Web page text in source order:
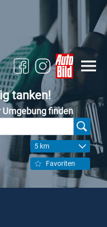
tanken!
Umgebung finden
5 km
Favoriten